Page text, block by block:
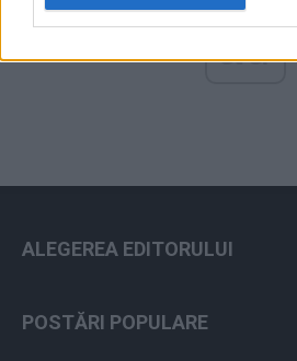
ad
ALEGEREA EDITORULUI
POSTĂRI POPULARE